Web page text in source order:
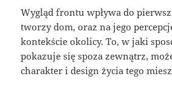
Wygląd frontu wpływa do
tworzy dom, oraz na jego
kontekście okolicy. To, w jaki
pokazuje się spoza zewnątrz,
charakter i design życia tego